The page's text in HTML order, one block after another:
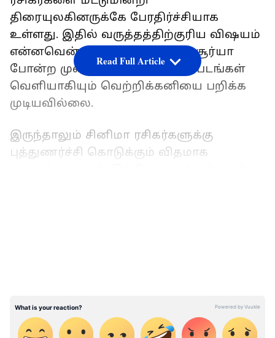
திரையுலகினருக்கே பேரதிர்ச்சியாக
உள்ளது. இதில் வருத்தத்திற்குரிய விஷயம்
என்னவென்றால் அஜித், விஜய், சூர்யா
போன்ற முன்னணி நடிகர்களின் படங்கள்
வெளியாகியும் வெற்றிக்கனியை பறிக்க
முடியவில்லை.
இருந்தாலும் சினிமா ரசிகர்களுக்கு
புத்துணர்ச்சி கொடுக்கும் விதமாக
Read Full Article